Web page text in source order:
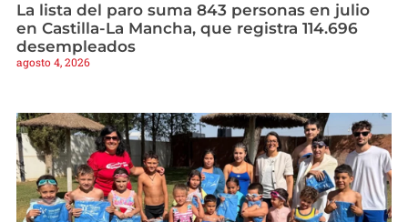
La lista del paro suma 843 personas en julio
en Castilla-La Mancha, que registra 114.696
desempleados
agosto 4, 2026